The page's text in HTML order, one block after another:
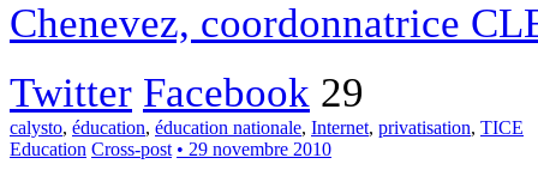
Chenevez, coordonnatrice
Twitter Facebook 29
calysto, éducation, éducation nationale, Internet, privatisation, TICE
Education Cross-post • 29 novembre 2010